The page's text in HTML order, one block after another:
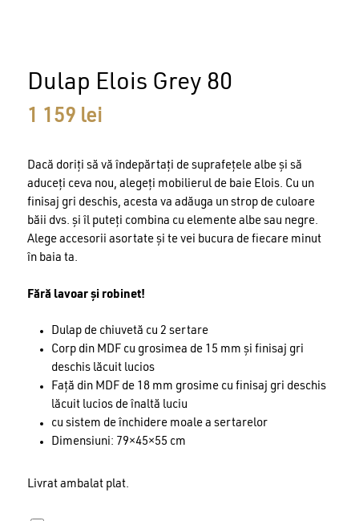
Dulap Elois Grey 80
1 159 lei
Dacă doriți să vă îndepărtați de suprafețele albe și să
aduceți ceva nou, alegeți mobilierul de baie Elois. Cu un
finisaj gri deschis, acesta va adăuga un strop de culoare
băii dvs. și îl puteți combina cu elemente albe sau negre.
Alege accesorii asortate și te vei bucura de fiecare minut
în baia ta.
Fără lavoar și robinet!
Dulap de chiuvetă cu 2 sertare
Corp din MDF cu grosimea de 15 mm și finisaj gri
deschis lăcuit lucios
Față din MDF de 18 mm grosime cu finisaj gri deschis
lăcuit lucios de înaltă luciu
cu sistem de închidere moale a sertarelor
Dimensiuni: 79×45×55 cm
Livrat ambalat plat.